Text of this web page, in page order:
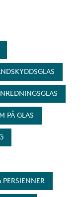
PÅ GLAS
PERSIENNER